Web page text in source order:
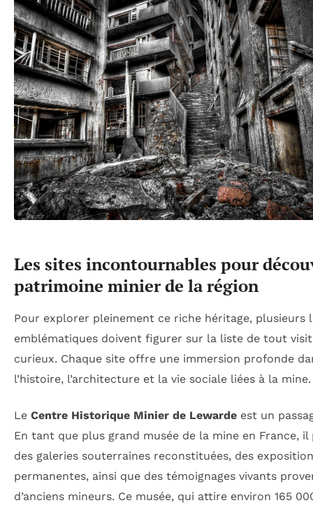
Les sites incontournables pour
patrimoine minier de la région
Pour explorer pleinement ce riche héritage, plusieurs
emblématiques doivent figurer sur la liste de tout
curieux. Chaque site offre une immersion profonde
l’histoire, l’architecture et la vie sociale liées à la mine.
Le Centre Historique Minier de Lewarde est un
En tant que plus grand musée de la mine en France, il
des galeries souterraines reconstituées, des
permanentes, ainsi que des témoignages vivants
d’anciens mineurs. Ce musée, qui attire environ 165